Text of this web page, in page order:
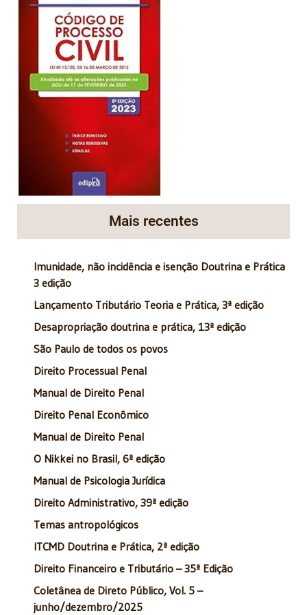
Mais recentes
Imunidade, não incidência e isenção Doutrina e Prática
3 edição
Lançamento Tributário Teoria e Prática, 3ª edição
Desapropriação doutrina e prática, 13ª edição
São Paulo de todos os povos
Direito Processual Penal
Manual de Direito Penal
Direito Penal Econômico
Manual de Direito Penal
O Nikkei no Brasil, 6ª edição
Manual de Psicologia Jurídica
Direito Administrativo, 39ª edição
Temas antropológicos
ITCMD Doutrina e Prática, 2ª edição
Direito Financeiro e Tributário – 35ª Edição
Coletânea de Direto Público, Vol. 5 –
junho/dezembro/2025